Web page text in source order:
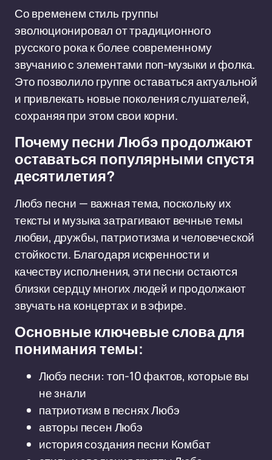
Со временем стиль группы
эволюционировал от традиционного
русского рока к более современному
звучанию с элементами поп-музыки и фолка.
Это позволило группе оставаться актуальной
и привлекать новые поколения слушателей,
сохраняя при этом свои корни.
Почему песни Любэ продолжают
оставаться популярными спустя
десятилетия?
Любэ песни — важная тема, поскольку их
тексты и музыка затрагивают вечные темы
любви, дружбы, патриотизма и человеческой
стойкости. Благодаря искренности и
качеству исполнения, эти песни остаются
близки сердцу многих людей и продолжают
звучать на концертах и в эфире.
Основные ключевые слова для
понимания темы:
Любэ песни: топ-10 фактов, которые вы
не знали
патриотизм в песнях Любэ
авторы песен Любэ
история создания песни Комбат